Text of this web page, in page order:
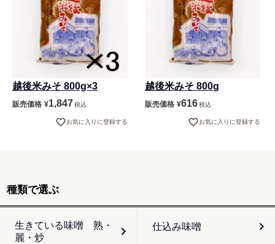
越後米みそ 800g×3
販売価格 ¥1,847税込
お気に入りに登録する
越後米みそ 800g
販売価格 ¥616 税込
お気に入りに登録する
種類で選ぶ
生きている味噌 熟・
麗・炒
仕込み味噌